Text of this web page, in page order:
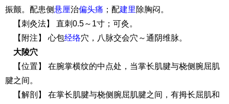
振颤。配患侧悬厘治偏头痛 ；配建里 除胸闷。
【刺灸法】 直刺0.5～1寸；可灸。
【附注】 心包经络穴，八脉交会穴～通阴维脉。
大陵穴
【位置】 在腕掌横纹的中点处，当掌长肌腱与桡侧腕屈肌
腱之间。
【解剖】 在掌长肌腱与桡侧腕屈肌腱之间，有拇长屈肌和